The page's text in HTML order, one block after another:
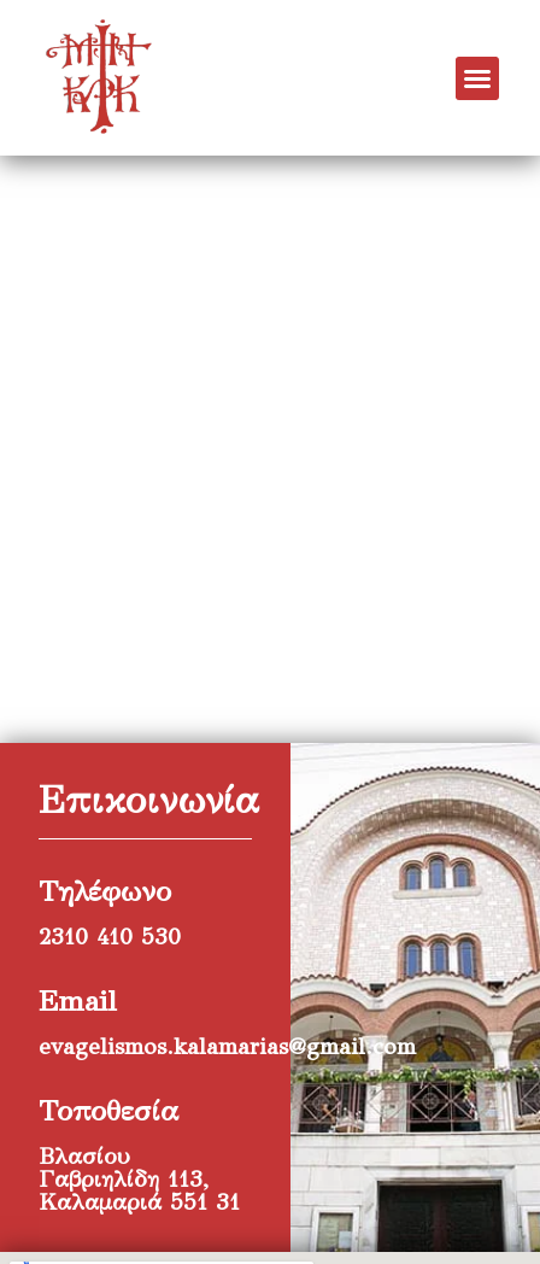
Ιερός Ναός Ευαγγελισμού της
Θεοτόκου
Επικοινωνία
Τηλέφωνο
2310 410 530
Email
evagelismos.kalamarias@gmail.com
Τοποθεσία
Βλασίου
Γαβριηλίδη 113,
Καλαμαριά 551 31